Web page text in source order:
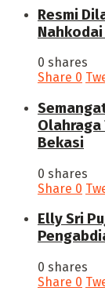
Resmi
Nahkodai
0 shares
Share 0
Bekasi
0 shares
Share 0
Elly Sri
0 shares
Share 0